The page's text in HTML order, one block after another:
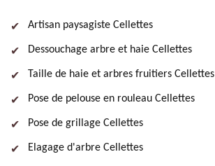
Artisan paysagiste Cellettes
Dessouchage arbre et haie Cellettes
Taille de haie et arbres fruitiers Cellettes
Pose de pelouse en rouleau Cellettes
Pose de grillage Cellettes
Elagage d'arbre Cellettes